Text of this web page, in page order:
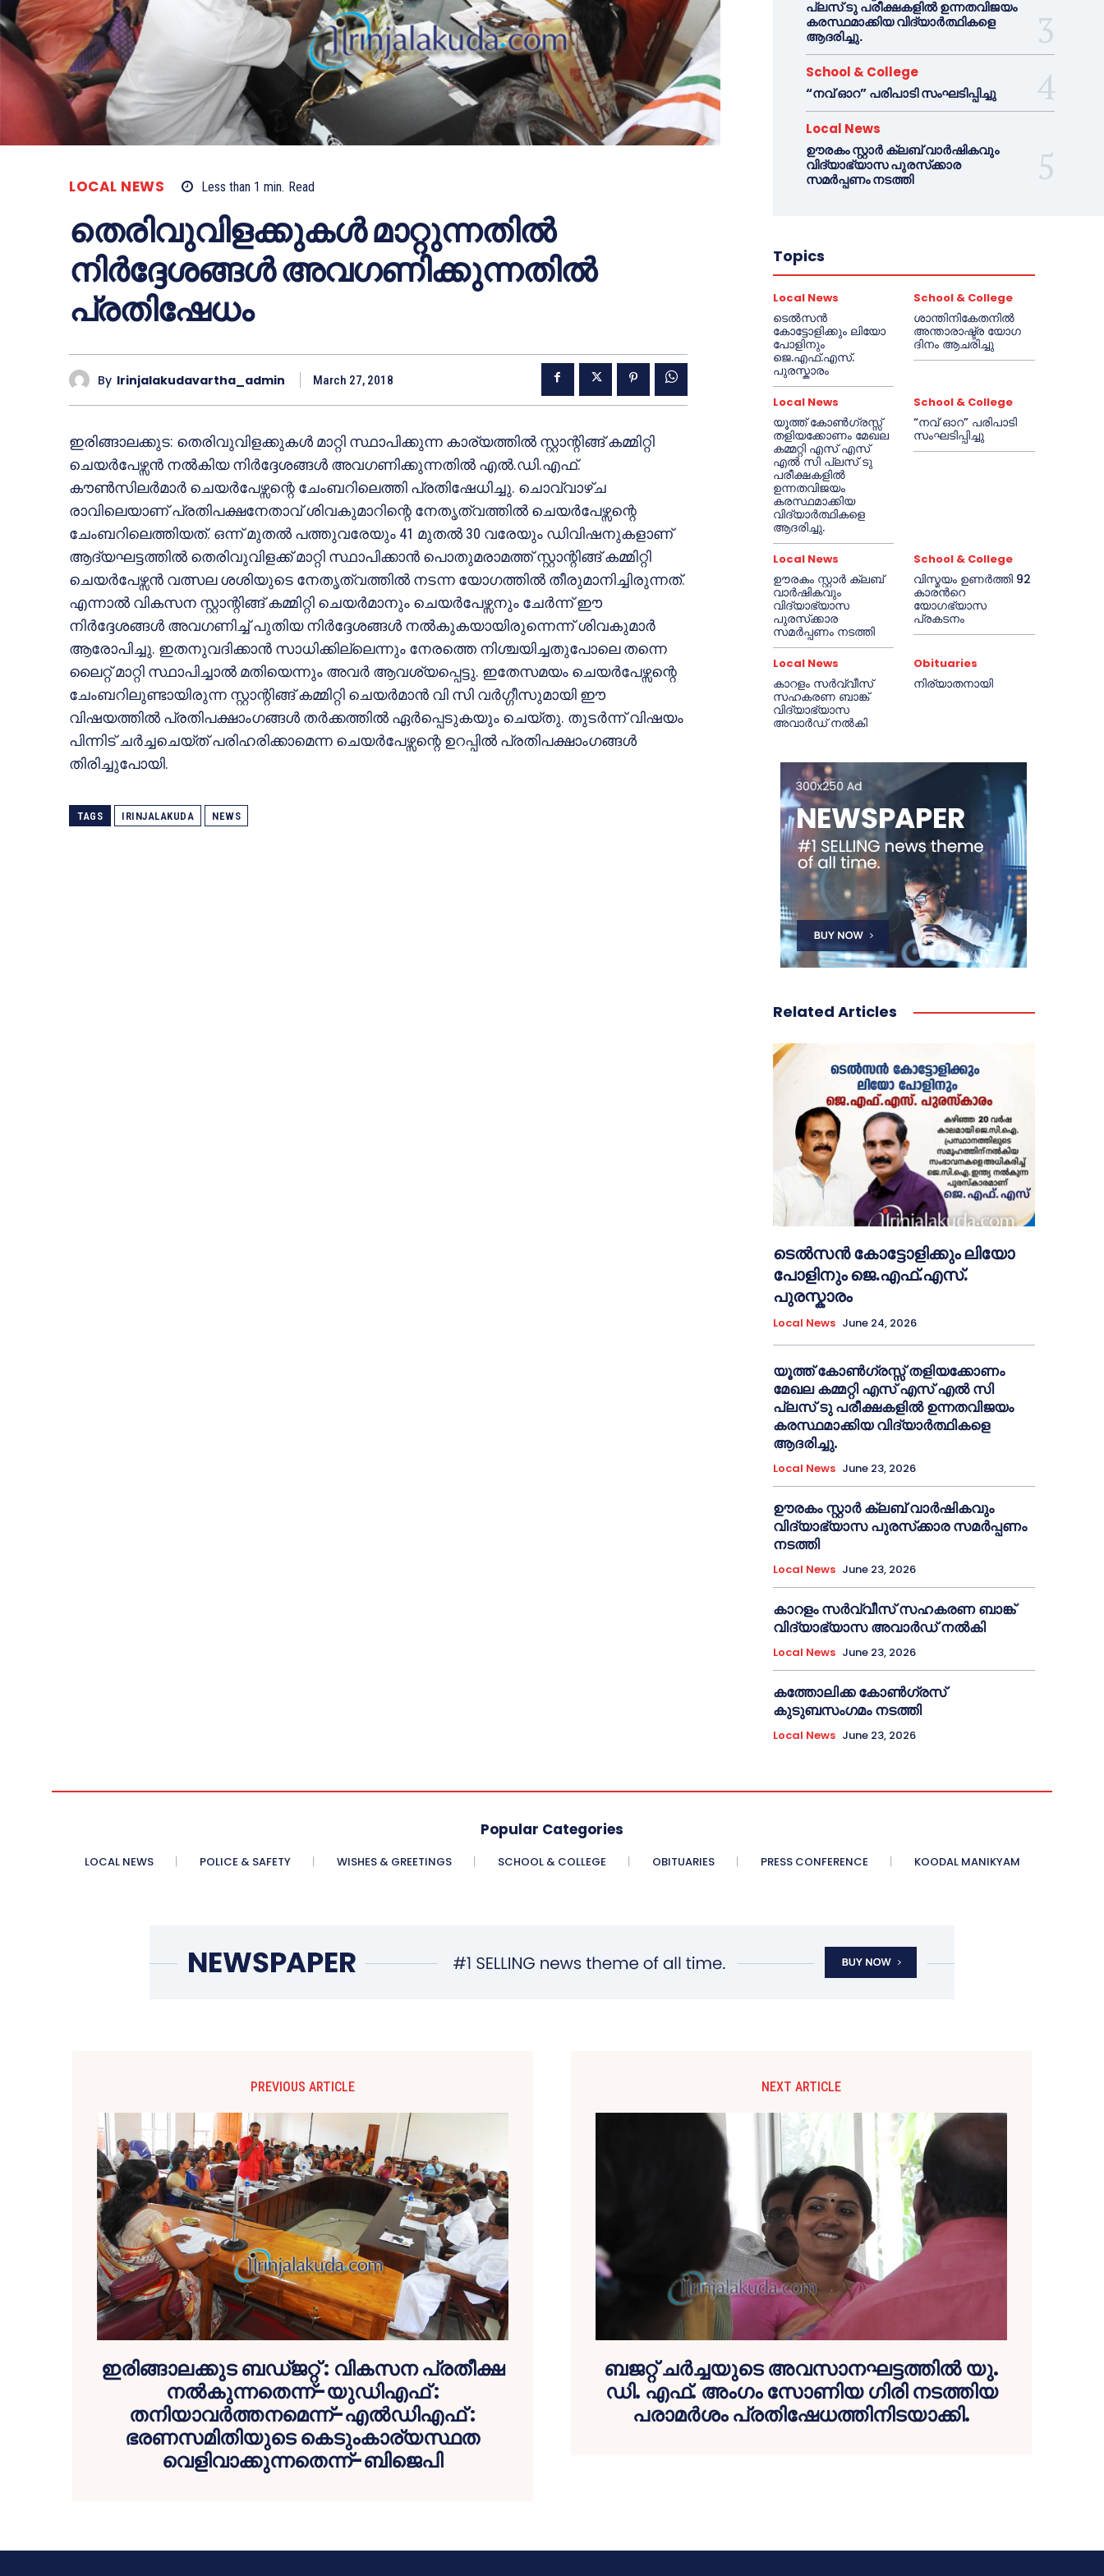
LOCAL NEWS Less than 1 min. Read
തെരിവുവിളക്കുകള്‍ മാറ്റുന്നതില്‍
നിര്‍ദ്ദേശങ്ങള്‍ അവഗണിക്കുന്നതില്‍
പ്രതിഷേധം
By Irinjalakudavartha_admin March 27, 2018
ഇരിങ്ങാലക്കുട: തെരിവുവിളക്കുകള്‍ മാറ്റി സ്ഥാപിക്കുന്ന കാര്യത്തില്‍ സ്റ്റാന്റിങ്ങ് കമ്മിറ്റി
ചെയര്‍പേഴ്സന്‍ നല്‍കിയ നിര്‍ദ്ദേശങ്ങള്‍ അവഗണിക്കുന്നതില്‍ എല്‍.ഡി.എഫ്.
കൗണ്‍സിലര്‍മാര്‍ ചെയര്‍പേഴ്സന്റെ ചേംബറിലെത്തി പ്രതിഷേധിച്ചു. ചൊവ്വാഴ്ച
രാവിലെയാണ് പ്രതിപക്ഷനേതാവ് ശിവകുമാറിന്റെ നേതൃത്വത്തില്‍ ചെയര്‍പേഴ്സന്റെ
ചേംബറിലെത്തിയത്. ഒന്ന് മുതല്‍ പത്തുവരേയും 41 മുതല്‍ 30 വരേയും ഡിവിഷനുകളാണ്
ആദ്യഘട്ടത്തില്‍ തെരിവുവിളക്ക് മാറ്റി സ്ഥാപിക്കാന്‍ പൊതുമരാമത്ത് സ്റ്റാന്റിങ്ങ് കമ്മിറ്റി
ചെയര്‍പേഴ്സന്‍ വത്സല ശശിയുടെ നേതൃത്വത്തില്‍ നടന്ന യോഗത്തില്‍ തീരുമാനിച്ചിരുന്നത്.
എന്നാല്‍ വികസന സ്റ്റാന്റിങ്ങ് കമ്മിറ്റി ചെയര്‍മാനും ചെയര്‍പേഴ്സനും ചേര്‍ന്ന് ഈ
നിര്‍ദ്ദേശങ്ങള്‍ അവഗണിച്ച് പുതിയ നിര്‍ദ്ദേശങ്ങള്‍ നല്‍കുകയായിരുന്നെന്ന് ശിവകുമാര്‍
ആരോപിച്ചു. ഇതനുവദിക്കാന്‍ സാധിക്കില്ലെന്നും നേരത്തെ നിശ്ചയിച്ചതുപോലെ തന്നെ
ലൈറ്റ് മാറ്റി സ്ഥാപിച്ചാല്‍ മതിയെന്നും അവര്‍ ആവശ്യപ്പെട്ടു. ഇതേസമയം ചെയര്‍പേഴ്സന്റെ
ചേംബറിലുണ്ടായിരുന്ന സ്റ്റാന്റിങ്ങ് കമ്മിറ്റി ചെയര്‍മാന്‍ വി സി വര്‍ഗ്ഗീസുമായി ഈ
വിഷയത്തില്‍ പ്രതിപക്ഷാംഗങ്ങള്‍ തര്‍ക്കത്തില്‍ ഏര്‍പ്പെടുകയും ചെയ്തു. തുടര്‍ന്ന് വിഷയം
പിന്നിട് ചര്‍ച്ചചെയ്ത് പരിഹരിക്കാമെന്ന ചെയര്‍പേഴ്സന്റെ ഉറപ്പില്‍ പ്രതിപക്ഷാംഗങ്ങള്‍
തിരിച്ചുപോയി.
TAGS IRINJALAKUDA NEWS
പ്ലസ് ടു പരീക്ഷകളിൽ ഉന്നതവിജയം
കരസ്ഥമാക്കിയ വിദ്യാർത്ഥികളെ
ആദരിച്ചു.
School & College
“നവ് ഓറ” പരിപാടി സംഘടിപ്പിച്ചു
Local News
ഊരകം സ്റ്റാർ ക്ലബ് വാർഷികവും
വിദ്യാഭ്യാസ പുരസ്‌ക്കാര
സമർപ്പണം നടത്തി
Topics
Local News
ടെൽസൻ
കോട്ടോളിക്കും ലിയോ
പോളിനും
ജെ.എഫ്.എസ്.
പുരസ്കാരം
School & College
ശാന്തിനികേതനിൽ
അന്താരാഷ്ട്ര യോഗ
ദിനം ആചരിച്ചു
Local News
യൂത്ത് കോൺഗ്രസ്സ്
തളിയക്കോണം മേഖല
കമ്മറ്റി എസ് എസ്
എൽ സി പ്ലസ് ടു
പരീക്ഷകളിൽ
ഉന്നതവിജയം
കരസ്ഥമാക്കിയ
വിദ്യാർത്ഥികളെ
ആദരിച്ചു.
School & College
“നവ് ഓറ” പരിപാടി
സംഘടിപ്പിച്ചു
Local News
ഊരകം സ്റ്റാർ ക്ലബ്
വാർഷികവും
വിദ്യാഭ്യാസ
പുരസ്‌ക്കാര
സമർപ്പണം നടത്തി
School & College
വിസ്മയം ഉണർത്തി 92
കാരൻറെ
യോഗഭ്യാസ
പ്രകടനം
Local News
കാറളം സർവ്വീസ്
സഹകരണ ബാങ്ക്
വിദ്യാഭ്യാസ
അവാർഡ് നൽകി
Obituaries
നിര്യാതനായി
Related Articles
ടെൽസൻ കോട്ടോളിക്കും ലിയോ
പോളിനും ജെ.എഫ്.എസ്.
പുരസ്കാരം
Local News June 24, 2026
യൂത്ത് കോൺഗ്രസ്സ് തളിയക്കോണം
മേഖല കമ്മറ്റി എസ് എസ് എൽ സി
പ്ലസ് ടു പരീക്ഷകളിൽ ഉന്നതവിജയം
കരസ്ഥമാക്കിയ വിദ്യാർത്ഥികളെ
ആദരിച്ചു.
Local News June 23, 2026
ഊരകം സ്റ്റാർ ക്ലബ് വാർഷികവും
വിദ്യാഭ്യാസ പുരസ്‌ക്കാര സമർപ്പണം
നടത്തി
Local News June 23, 2026
കാറളം സർവ്വീസ് സഹകരണ ബാങ്ക്
വിദ്യാഭ്യാസ അവാർഡ് നൽകി
Local News June 23, 2026
കത്തോലിക്ക കോൺഗ്രസ്
കുടുബസംഗമം നടത്തി
Local News June 23, 2026
Popular Categories
LOCAL NEWS POLICE & SAFETY WISHES & GREETINGS SCHOOL & COLLEGE OBITUARIES PRESS CONFERENCE KOODAL MANIKYAM
PREVIOUS ARTICLE
ഇരിങ്ങാലക്കുട ബഡ്ജറ്റ് : വികസന പ്രതീക്ഷ
നല്‍കുന്നതെന്ന്-യുഡിഎഫ് :
തനിയാവര്‍ത്തനമെന്ന്-എല്‍ഡിഎഫ് :
ഭരണസമിതിയുടെ കെടുംകാര്യസ്ഥത
വെളിവാക്കുന്നതെന്ന്-ബിജെപി
NEXT ARTICLE
ബജറ്റ് ചര്‍ച്ചയുടെ അവസാനഘട്ടത്തില്‍ യു.
ഡി. എഫ്. അംഗം സോണിയ ഗിരി നടത്തിയ
പരാമര്‍ശം പ്രതിഷേധത്തിനിടയാക്കി.